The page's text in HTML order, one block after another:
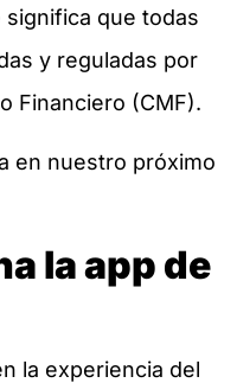
significa que todas
y reguladas por
Financiero (CMF).
en nuestro próximo
la app de
la experiencia del